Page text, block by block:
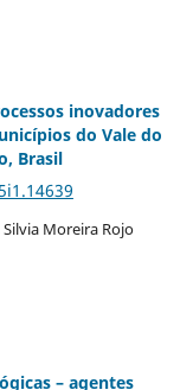
inovadores
do Vale do
Brasil
Moreira Rojo
– agentes